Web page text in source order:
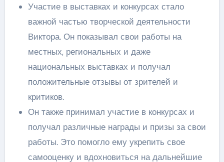
Участие в выставках и конкурсах стало
важной частью творческой деятельности
Виктора. Он показывал свои работы на
местных, региональных и даже
национальных выставках и получал
положительные отзывы от зрителей и
критиков.
Он также принимал участие в конкурсах и
получал различные награды и призы за свои
работы. Это помогло ему укрепить свое
самооценку и вдохновиться на дальнейшие